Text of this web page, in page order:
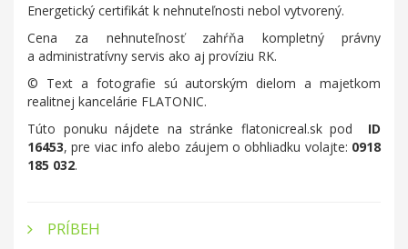
Energetický certifikát k nehnuteľnosti nebol vytvorený.
Cena za nehnuteľnosť zahŕňa kompletný právny
a administratívny servis ako aj províziu RK.
© Text a fotografie sú autorským dielom a majetkom
realitnej kancelárie FLATONIC.
Túto ponuku nájdete na stránke flatonicreal.sk pod ID
16453, pre viac info alebo záujem o obhliadku volajte: 0918
185 032.
PRÍBEH